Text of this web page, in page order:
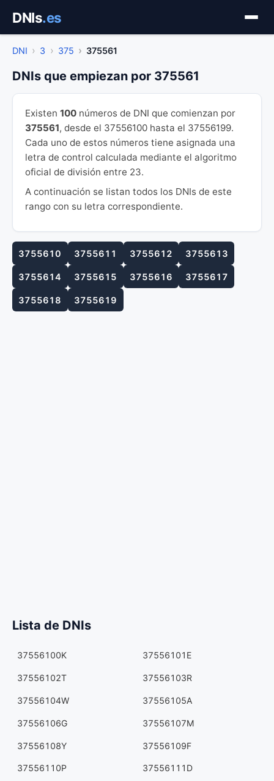
contenido
DNIs.es
DNI 3 375 375561
DNIs que empiezan por 375561
Existen 100 números de DNI que comienzan por
375561, desde el 37556100 hasta el 37556199.
Cada uno de estos números tiene asignada una
letra de control calculada mediante el algoritmo
oficial de división entre 23.
A continuación se listan todos los DNIs de este
rango con su letra correspondiente.
3755610 3755611 3755612 3755613
3755614 3755615 3755616 3755617
3755618 3755619
Lista de DNIs
37556100K 37556101E
37556102T 37556103R
37556104W 37556105A
37556106G 37556107M
37556108Y 37556109F
37556110P 37556111D